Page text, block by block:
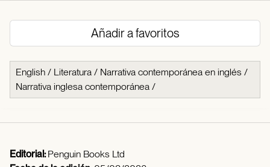
Añadir a favoritos
English / Literatura / Narrativa contemporánea en inglés /
Narrativa inglesa contemporánea /
Editorial:Penguin Books Ltd